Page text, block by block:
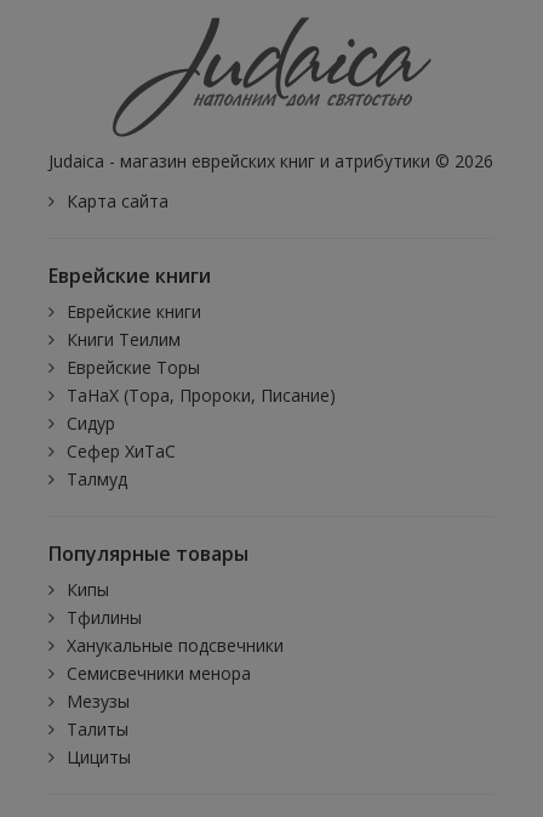
Judaica - магазин еврейских книг и атрибутики © 2026
Карта сайта
Еврейские книги
Еврейские книги
Книги Теилим
Еврейские Торы
ТаНаХ (Тора, Пророки, Писание)
Сидур
Сефер ХиТаС
Талмуд
Популярные товары
Кипы
Тфилины
Ханукальные подсвечники
Семисвечники менора
Мезузы
Талиты
Цициты